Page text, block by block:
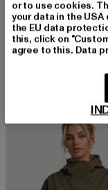
BRANDIT
Ladies Britannia
64,59 EUR
Derzeitiger Preis:
84,99 EUR
or to use cookies.
your data in the
the EU data
this, click on
agree to this. Data